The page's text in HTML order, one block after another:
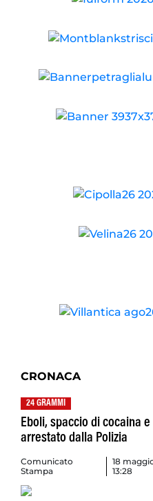
CRONACA
24 GRAMMI
Eboli, spaccio di cocaina
arrestato dalla Polizia
Comunicato
Stampa
18
13:28